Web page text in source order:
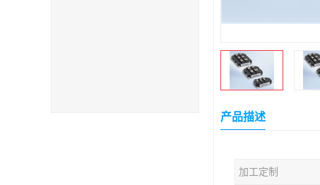
产品描述
加工定制